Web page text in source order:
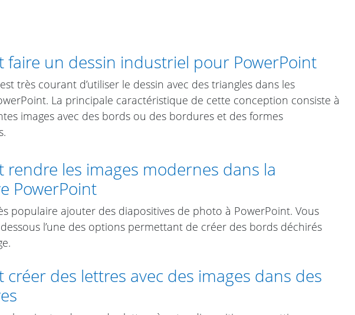
faire un dessin industriel pour PowerPoint
très courant d’utiliser le dessin avec des triangles dans les
La principale caractéristique de cette conception consiste à
images avec des bords ou des bordures et des formes
rendre les images modernes dans la
PowerPoint
populaire ajouter des diapositives de photo à PowerPoint. Vous
l’une des options permettant de créer des bords déchirés
créer des lettres avec des images dans des